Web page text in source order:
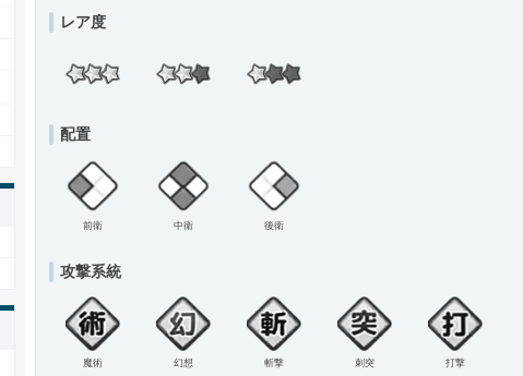
レア度
配置
前衛 中衛 後衛
攻撃系統
魔術 幻想 斬撃 刺突 打撃